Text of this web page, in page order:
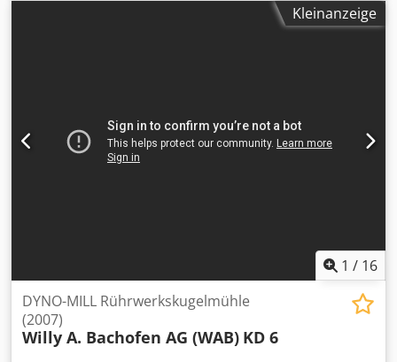
Kleinanzeige
1 / 16
DYNO-MILL Rührwerkskugelmühle
(2007)
Willy A. Bachofen AG (WAB) KD 6